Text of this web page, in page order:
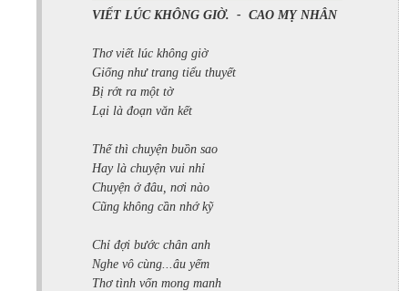
VIẾT LÚC KHÔNG GIỜ. - CAO MỴ NHÂN
Thơ viết lúc không giờ
Giống như trang tiểu thuyết
Bị rớt ra một tờ
Lại là đoạn văn kết
Thế thì chuyện buồn sao
Hay là chuyện vui nhỉ
Chuyện ở đâu, nơi nào
Cũng không cần nhớ kỹ
Chỉ đợi bước chân anh
Nghe vô cùng...âu yếm
Thơ tình vốn mong manh